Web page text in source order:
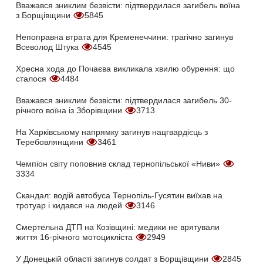
Вважався зниклим безвісти: підтвердилася загибель воїна
з Борщівщини
5845
Непоправна втрата для Кременеччини: трагічно загинув
Всеволод Штука
4545
Хресна хода до Почаєва викликала хвилю обурення: що
сталося
4484
Вважався зниклим безвісти: підтвердилася загибель 30-
річного воїна із Зборівщини
3713
На Харківському напрямку загинув нацгвардієць з
Теребовлянщини
3461
Чемпіон світу поповнив склад тернопільської «Ниви»
3334
Скандал: водій автобуса Тернопіль-Гусятин виїхав на
тротуар і кидався на людей
3146
Смертельна ДТП на Козівщині: медики не врятували
життя 16-річного мотоцикліста
2949
У Донецькій області загинув солдат з Борщівщини 2845